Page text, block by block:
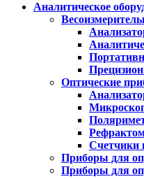
Аналитическое
Оптические
Счетчики
Приборы для
Приборы для